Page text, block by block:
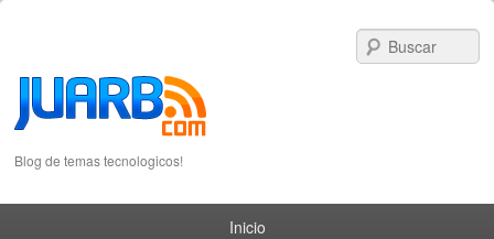
Blog de temas tecnologicos!
Inicio